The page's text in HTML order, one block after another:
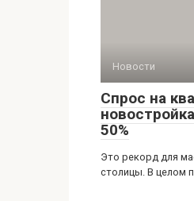
Новости
Спрос на
50%
Это рекорд для
столицы. В целом